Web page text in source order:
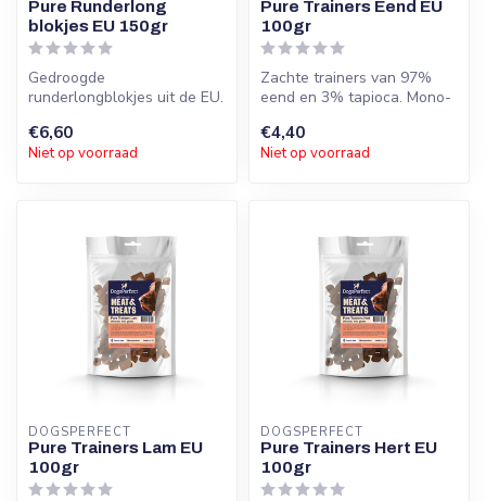
Pure Runderlong
blokjes EU 150gr
Gedroogde
runderlongblokjes uit de EU.
100% natuurli...
€6,60
Niet op voorraad
Pure Trainers Eend EU
100gr
Zachte trainers van 97%
eend en 3% tapioca. Mono-
zond...
€4,40
Niet op voorraad
DOGSPERFECT
Pure Trainers Lam EU
100gr
DOGSPERFECT
Pure Trainers Hert EU
100gr